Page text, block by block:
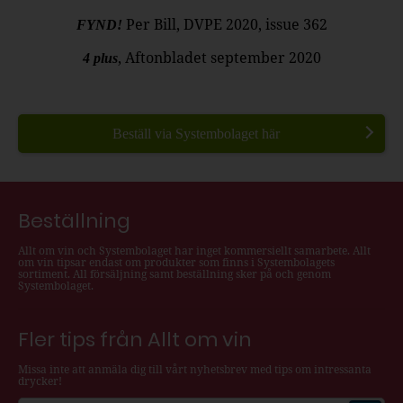
FYND! Per Bill, DVPE 2020, issue 362
4 plus, Aftonbladet september 2020
Beställ via Systembolaget här
Beställning
Allt om vin och Systembolaget har inget kommersiellt samarbete. Allt
om vin tipsar endast om produkter som finns i Systembolagets
sortiment. All försäljning samt beställning sker på och genom
Systembolaget.
Fler tips från Allt om vin
Missa inte att anmäla dig till vårt nyhetsbrev med tips om intressanta
drycker!